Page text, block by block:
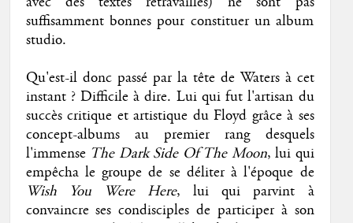
suffisamment bonnes pour constituer un album
studio.
Qu'est-il donc passé par la tête de Waters à cet
instant ? Difficile à dire. Lui qui fut l'artisan du
succès critique et artistique du Floyd grâce à ses
concept-albums au premier rang desquels
l'immense The Dark Side Of The Moon, lui qui
empêcha le groupe de se déliter à l'époque de
Wish You Were Here, lui qui parvint à
convaincre ses condisciples de participer à son